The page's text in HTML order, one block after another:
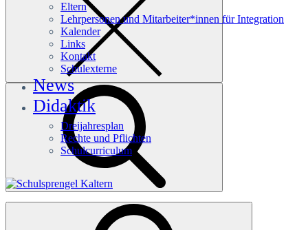
Eltern
Lehrpersonen und Mitarbeiter*innen für Integration
Kalender
Links
Kontakt
Schulexterne
News
Didaktik
Dreijahresplan
Rechte und Pflichten
Schulcurriculum
Häufige Suchanfragen